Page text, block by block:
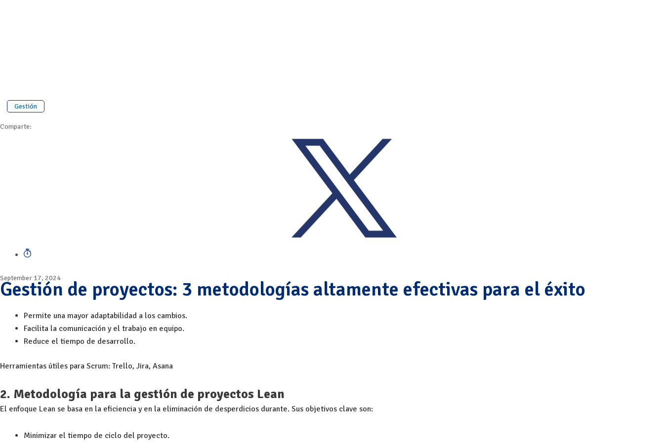
Gestión
Comparte:
September 17, 2024
Gestión de proyectos: 3 metodologías altamente efectivas para el éxito
Permite una mayor adaptabilidad a los cambios.
Facilita la comunicación y el trabajo en equipo.
Reduce el tiempo de desarrollo.
Herramientas útiles para Scrum: Trello, Jira, Asana
2. Metodología para la gestión de proyectos Lean
El enfoque Lean se basa en la eficiencia y en la eliminación de desperdicios durante. Sus objetivos clave son:
Minimizar el tiempo de ciclo del proyecto.